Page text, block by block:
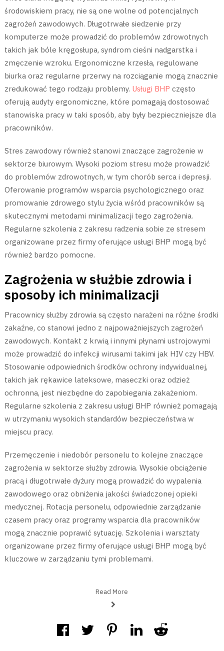
środowiskiem pracy, nie są one wolne od potencjalnych
zagrożeń zawodowych. Długotrwałe siedzenie przy
komputerze może prowadzić do problemów zdrowotnych
takich jak bóle kręgosłupa, syndrom cieśni nadgarstka i
zmęczenie wzroku. Ergonomiczne krzesła, regulowane
biurka oraz regularne przerwy na rozciąganie mogą znacznie
zredukować tego rodzaju problemy. Usługi BHP często
oferują audyty ergonomiczne, które pomagają dostosować
stanowiska pracy w taki sposób, aby były bezpieczniejsze dla
pracowników.
Stres zawodowy również stanowi znaczące zagrożenie w
sektorze biurowym. Wysoki poziom stresu może prowadzić
do problemów zdrowotnych, w tym chorób serca i depresji.
Oferowanie programów wsparcia psychologicznego oraz
promowanie zdrowego stylu życia wśród pracowników są
skutecznymi metodami minimalizacji tego zagrożenia.
Regularne szkolenia z zakresu radzenia sobie ze stresem
organizowane przez firmy oferujące usługi BHP mogą być
również bardzo pomocne.
Zagrożenia w służbie zdrowia i
sposoby ich minimalizacji
Pracownicy służby zdrowia są często narażeni na różne środki
zakaźne, co stanowi jedno z najpoważniejszych zagrożeń
zawodowych. Kontakt z krwią i innymi płynami ustrojowymi
może prowadzić do infekcji wirusami takimi jak HIV czy HBV.
Stosowanie odpowiednich środków ochrony indywidualnej,
takich jak rękawice lateksowe, maseczki oraz odzież
ochronna, jest niezbędne do zapobiegania zakażeniom.
Regularne szkolenia z zakresu usługi BHP również pomagają
w utrzymaniu wysokich standardów bezpieczeństwa w
miejscu pracy.
Przemęczenie i niedobór personelu to kolejne znaczące
zagrożenia w sektorze służby zdrowia. Wysokie obciążenie
pracą i długotrwałe dyżury mogą prowadzić do wypalenia
zawodowego oraz obniżenia jakości świadczonej opieki
medycznej. Rotacja personelu, odpowiednie zarządzanie
czasem pracy oraz programy wsparcia dla pracowników
mogą znacznie poprawić sytuację. Szkolenia i warsztaty
organizowane przez firmy oferujące usługi BHP mogą być
kluczowe w zarządzaniu tymi problemami.
Read More